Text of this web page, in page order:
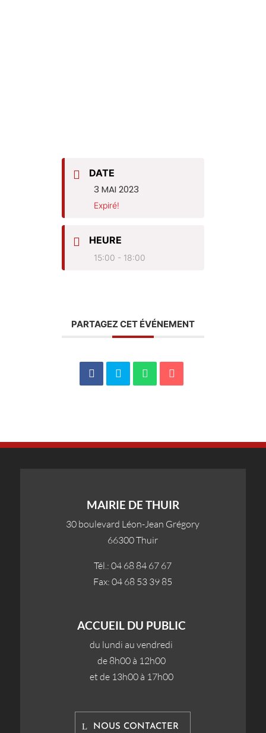
DATE
3 MAI 2023
Expiré!
HEURE
15:00 - 18:00
PARTAGEZ CET ÉVÉNEMENT
MAIRIE DE THUIR
30 boulevard Léon-Jean Grégory
66300 Thuir
Tél.: 04 68 84 67 67
Fax: 04 68 53 39 85
ACCUEIL DU PUBLIC
du lundi au vendredi
de 8h00 à 12h00
et de 13h00 à 17h00
NOUS CONTACTER